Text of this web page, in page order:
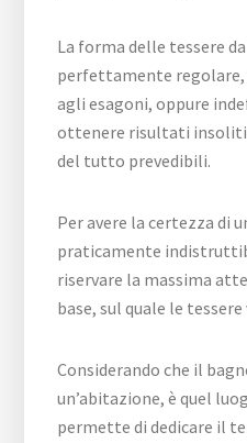
La forma delle tessere
perfettamente regolare,
agli esagoni, oppure
ottenere risultati
del tutto prevedibili.
Per avere la certezza di
praticamente
riservare la massima
base, sul quale le
Considerando che il
un’abitazione, è quel
permette di dedicare il